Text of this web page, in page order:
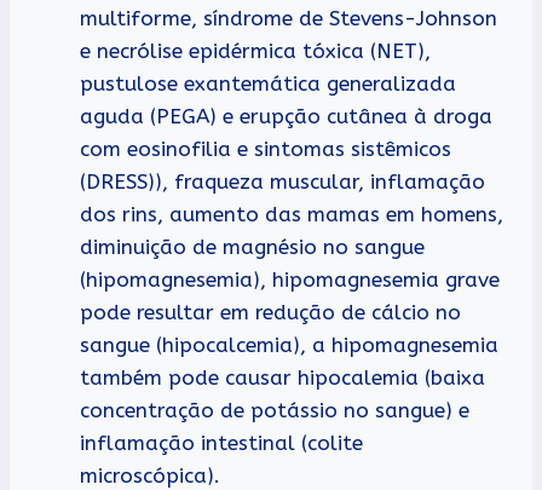
multiforme, síndrome de Stevens-Johnson
e necrólise epidérmica tóxica (NET),
pustulose exantemática generalizada
aguda (PEGA) e erupção cutânea à droga
com eosinofilia e sintomas sistêmicos
(DRESS)), fraqueza muscular, inflamação
dos rins, aumento das mamas em homens,
diminuição de magnésio no sangue
(hipomagnesemia), hipomagnesemia grave
pode resultar em redução de cálcio no
sangue (hipocalcemia), a hipomagnesemia
também pode causar hipocalemia (baixa
concentração de potássio no sangue) e
inflamação intestinal (colite
microscópica).